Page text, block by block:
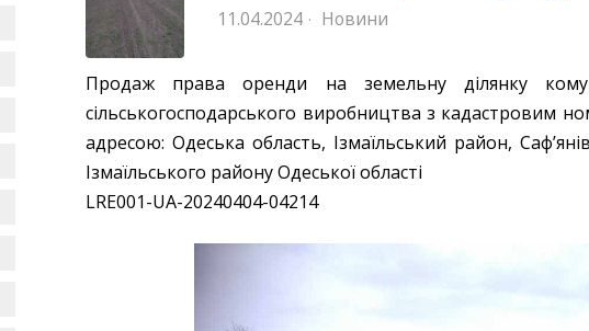
11.04.2024 · Новини
Продаж права оренди на земельну ділянку
сільськогосподарського виробництва з кадастровим
адресою: Одеська область, Ізмаїльський район,
Ізмаїльського району Одеської області
LRE001-UA-20240404-04214